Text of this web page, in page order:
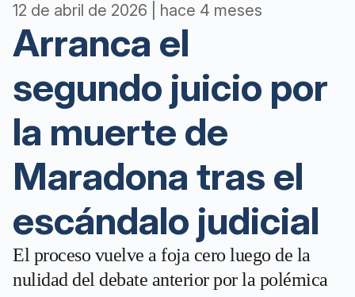
12 de abril de 2026 | hace 4 meses
Arranca el
segundo juicio por
la muerte de
Maradona tras el
escándalo judicial
El proceso vuelve a foja cero luego de la
nulidad del debate anterior por la polémica